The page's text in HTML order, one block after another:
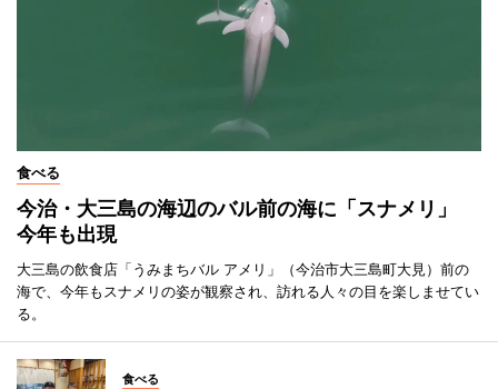
食べる
今治・大三島の海辺のバル前の海に「スナメリ」
今年も出現
大三島の飲食店「うみまちバル アメリ」（今治市大三島町大見）前の
海で、今年もスナメリの姿が観察され、訪れる人々の目を楽しませてい
る。
食べる